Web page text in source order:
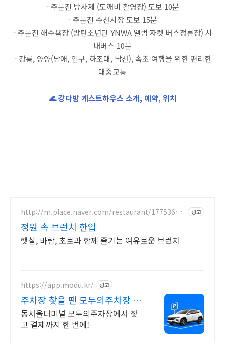
- 주문진 방사제 (도깨비 촬영장) 도보 10분
- 주문진 수산시장 도보 15분
- 주문진 해수욕장 (방탄소년단 YNWA 앨범 자켓 버스정류장) 시
내버스 10분
- 강릉, 양양(남애, 인구, 하조대, 낙산), 속초 여행을 위한 편리한
대중교통
🌊 강다방 게스트하우스 소개, 예약, 위치
http://m.place.naver.com/restaurant/17753604
광고
정원 속 브런치 한입
햇살, 바람, 초로과 함께 즐기는 여유로운 브런치
https://app.modu.kr/ 광고
주차장 찾을 땐 모두의주차장 공
항주차장 최대 80% 할인
동서울터미널 모두의주차장에서 찾
고 결제까지 한 번에!